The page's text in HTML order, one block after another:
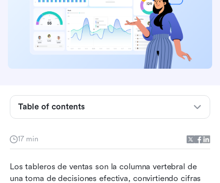
17 min
Los tableros de ventas son la columna vertebral de
una toma de decisiones efectiva, convirtiendo cifras
Table of contents
¿Qué es un panel de ventas?
Plantillas gratuitas de panel de ventas para